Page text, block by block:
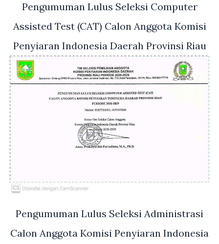
Pengumuman Lulus Seleksi Computer
Assisted Test (CAT) Calon Anggota Komisi
Penyiaran Indonesia Daerah Provinsi Riau
Pengumuman Lulus Seleksi Administrasi
Calon Anggota Komisi Penyiaran Indonesia